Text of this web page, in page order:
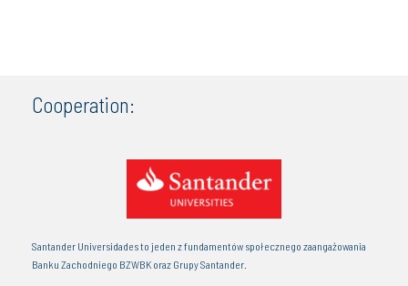
Cooperation:
Santander Universidades to jeden z fundamentów społecznego zaangażowania
Banku Zachodniego BZWBK oraz Grupy Santander.